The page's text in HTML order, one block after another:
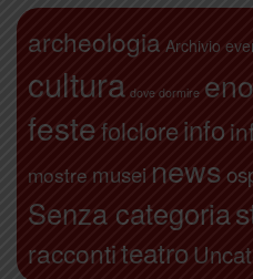
archeologia Archivio
cultura dove dormire
festefolcloreinfo
mostre musei news
Senza categoria
raccontiteatro